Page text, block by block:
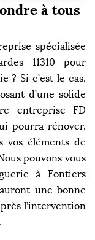
à tous
spécialisée
11310 pour
? Si c’est le cas,
d’une solide
entreprise FD
pourra rénover,
vos éléments de
pouvons vous
à Fontiers
une bonne
l’intervention